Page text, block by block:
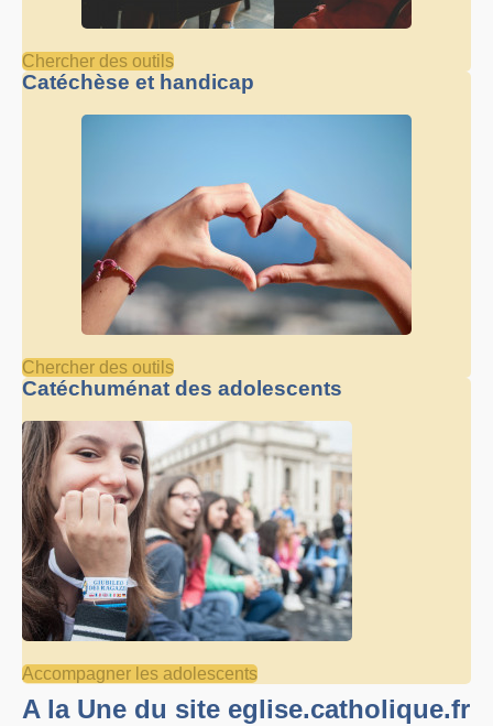
Chercher des outils
Catéchèse et handicap
Chercher des outils
Catéchuménat des adolescents
Accompagner les adolescents
A la Une du site eglise.catholique.fr